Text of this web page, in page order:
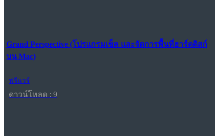
Grand Perspective (โปรแกรมเช็ค และจัดการพื้นที่ฮาร์ดดิสก์
บน Mac)
ฟรีแวร์
ดาวน์โหลด : 9